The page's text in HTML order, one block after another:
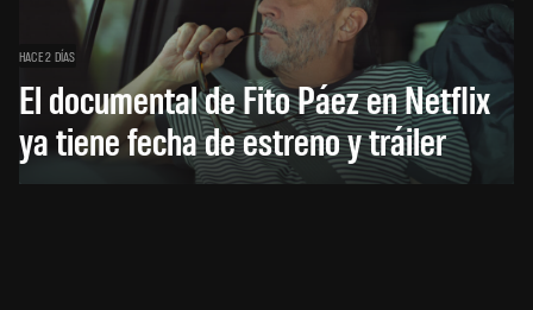
HACE 2 DÍAS
El documental de Fito Páez en Netflix
ya tiene fecha de estreno y tráiler